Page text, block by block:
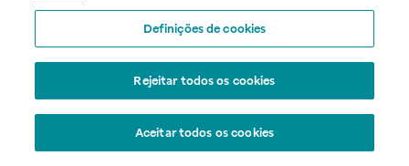
Definições de cookies
Rejeitar todos os cookies
Aceitar todos os cookies